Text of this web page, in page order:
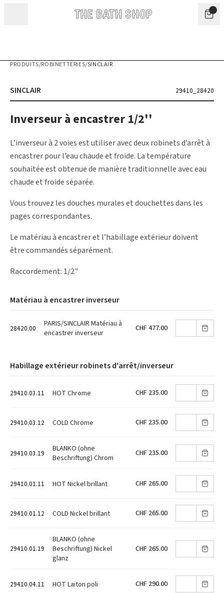
PRODUITS/ROBINETTERIES/SINCLAIR
SINCLAIR 29410_28420
Inverseur à encastrer 1/2''
L’inverseur à 2 voies est utiliser avec deux robinets d’arrêt à
encastrer pour l’eau chaude et froide. La température
souhaitée est obtenue de manière traditionnelle avec eau
chaude et froide séparée.
Vous trouvez les douches murales et douchettes dans les
pages correspondantes.
Le matériau à encastrer et l’habillage extérieur doivent
être commandés séparément.
Raccordement: 1/2"
Matériau à encastrer inverseur
28420.00
PARIS/SINCLAIR Matériau à
encastrer inverseur
CHF 477.00
Habillage extérieur robinets d'arrêt/inverseur
29410.03.11 HOT Chrome CHF 235.00
29410.03.12 COLD Chrome CHF 235.00
29410.03.19
BLANKO (ohne
Beschriftung) Chrom
CHF 235.00
29410.01.11 HOT Nickel brillant CHF 265.00
29410.01.12 COLD Nickel brillant CHF 265.00
29410.01.19
BLANKO (ohne
Beschriftung) Nickel
glanz
CHF 265.00
29410.04.11 HOT Laiton poli CHF 290.00